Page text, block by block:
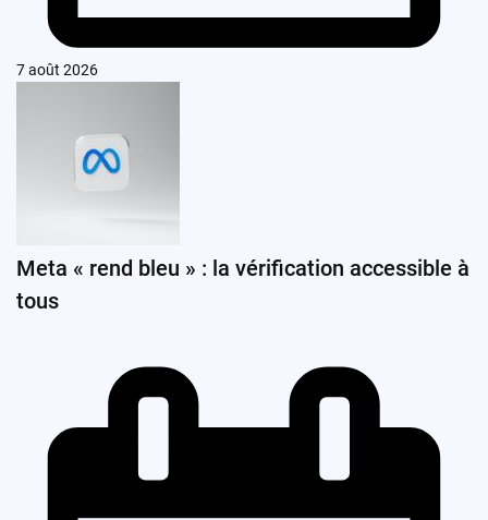
7 août 2026
Meta « rend bleu » : la vérification accessible à
tous